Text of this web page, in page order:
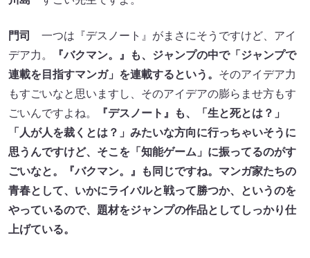
門司
一つは『デスノート』がまさにそうですけど、アイ
デア力。
『バクマン。』も、ジャンプの中で「ジャンプで
連載を目指すマンガ」を連載するという。 そのアイデア力
もすごいなと思いますし、そのアイデアの膨らませ方もす
ごいんですよね。
『デスノート』も、「生と死とは？」
「人が人を裁くとは？」みたいな方向に行っちゃいそうに
思うんですけど、そこを「知能ゲーム」に振ってるのがす
ごいなと。『バクマン。』も同じですね。マンガ家たちの
青春として、いかにライバルと戦って勝つか、というのを
やっているので、題材をジャンプの作品としてしっかり仕
上げている。